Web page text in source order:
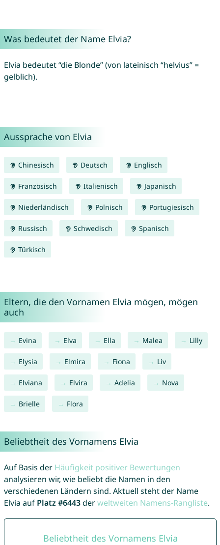
Was bedeutet der Name Elvia?
Elvia bedeutet “die Blonde” (von lateinisch “helvius” =
gelblich).
Aussprache von Elvia
Chinesisch Deutsch Englisch
Französisch Italienisch Japanisch
Niederländisch Polnisch Portugiesisch
Russisch Schwedisch Spanisch
Türkisch
Eltern, die den Vornamen Elvia mögen, mögen
auch
Evina Elva Ella Malea Lilly
Elysia Elmira Fiona Liv
Elviana Elvira Adelia Nova
Brielle Flora
Beliebtheit des Vornamens Elvia
Auf Basis der Häufigkeit positiver Bewertungen
analysieren wir, wie beliebt die Namen in den
verschiedenen Ländern sind. Aktuell steht der Name
Elvia auf Platz #6443derweltweiten Namens-Rangliste.